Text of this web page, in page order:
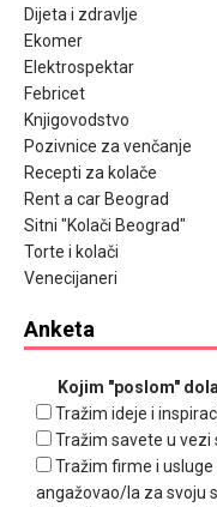
Dijeta i zdravlje
Ekomer
Elektrospektar
Febricet
Knjigovodstvo
Pozivnice za venčanje
Recepti za kolače
Rent a car Beograd
Sitni "Kolači Beograd"
Torte i kolači
Venecijaneri
Anketa
Kojim "poslom"
Tražim ideje i
Tražim savete u vezi
Tražim firme i usluge
angažovao/la za svoju